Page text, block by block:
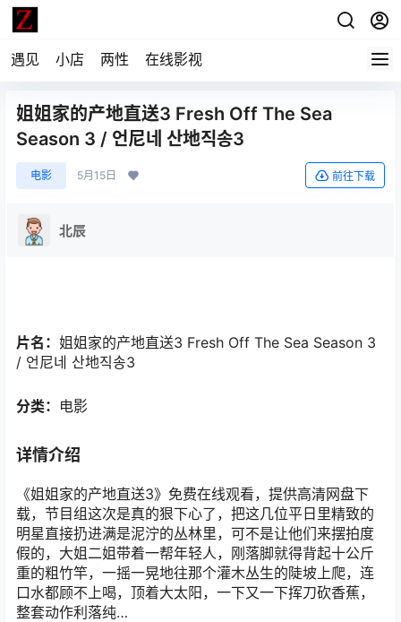
遇见 小店 两性 在线影视
姐姐家的产地直送3 Fresh Off The Sea
Season 3 / 언尼네 산地직송3
电影 5月15日 前往下载
北辰
片名： 姐姐家的产地直送3 Fresh Off The Sea Season 3
/ 언尼네 산地직송3
分类： 电影
详情介绍
《姐姐家的产地直送3》免费在线观看，提供高清网盘下
载，节目组这次是真的狠下心了，把这几位平日里精致的
明星直接扔进满是泥泞的丛林里，可不是让他们来摆拍度
假的，大姐二姐带着一帮年轻人，刚落脚就得背起十公斤
重的粗竹竿，一摇一晃地往那个灌木丛生的陡坡上爬，连
口水都顾不上喝，顶着大太阳，一下又一下挥刀砍香蕉，
整套动作利落纯…